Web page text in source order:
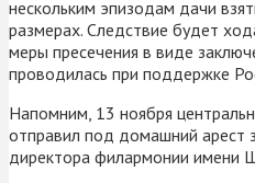
нескольким эпизодам дачи
размерах. Следствие будет
меры пресечения в виде
проводилась при поддержке
Напомним, 13 ноября
отправил под домашний арест
директора филармонии имени